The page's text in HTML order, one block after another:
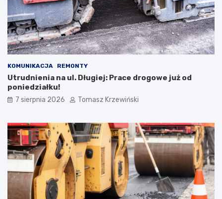
KOMUNIKACJA REMONTY
Utrudnienia na ul. Długiej: Prace drogowe już od
poniedziałku!
7 sierpnia 2026 Tomasz Krzewiński